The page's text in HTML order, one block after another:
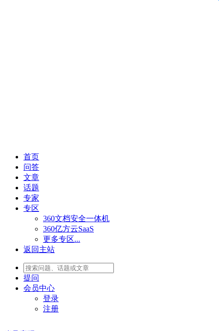
首页
问答
文章
话题
专家
专区
360文档安全一体机
360亿方云SaaS
更多专区...
返回主站
提问
会员中心
登录
注册